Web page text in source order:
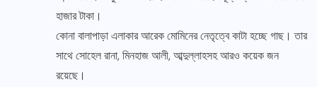
হাজার টাকা।
কোনা বালাপাড়া এলাকার আরেক মোমিনের নেতৃত্বে কাটা হচ্ছে গাছ। তার
সাথে সোহেল রানা, মিনহাজ আলী, আব্দুল্লাহসহ আরও কয়েক জন
রয়েছে।